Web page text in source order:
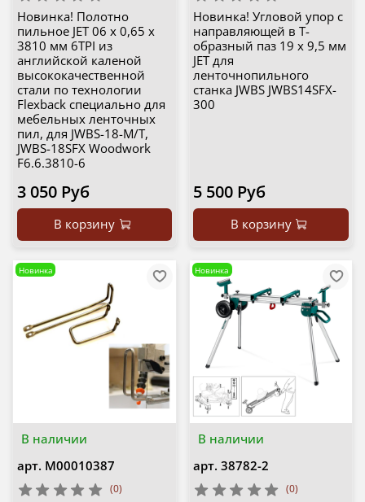
Новинка! Полотно
пильное JET 06 х 0,65 х
3810 мм 6TPI из
английской каленой
высококачественной
стали по технологии
Flexback специально для
мебельных ленточных
пил, для JWBS-18-M/T,
JWBS-18SFX Woodwork
F6.6.3810-6
3 050 Руб
В корзину
Новинка! Угловой упор с
направляющей в Т-
образный паз 19 х 9,5 мм
JET для
ленточнопильного
станка JWBS JWBS14SFX-
300
5 500 Руб
В корзину
В наличии
Новинка
арт. М00010387
(0)
В наличии
Новинка
арт. 38782-2
(0)